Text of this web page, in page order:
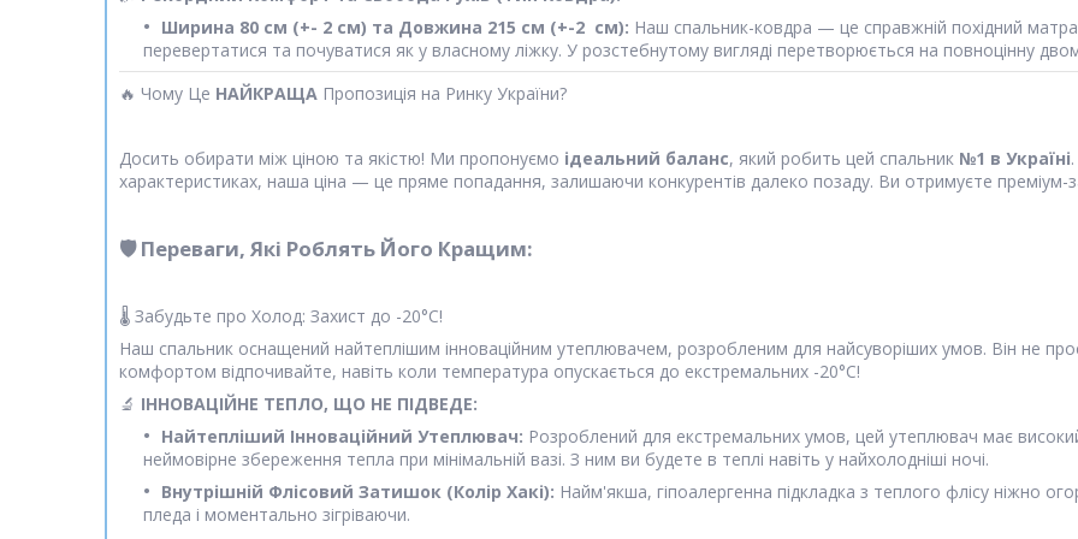
Ширина 80 см (+- 2 см) та Довжина 215 см (+-2 см): Наш спальник-ковдра — це справжній похідний
перевертатися та почуватися як у власному ліжку. У розстебнутому вигляді перетворюється на повноцінну
🔥 Чому Це НАЙКРАЩА Пропозиція на Ринку України?
Досить обирати між ціною та якістю! Ми пропонуємо ідеальний баланс, який робить цей спальник №1 в Україні
характеристиках, наша ціна — це пряме попадання, залишаючи конкурентів далеко позаду. Ви отримуєте
🛡️ Переваги, Які Роблять Його Кращим:
🌡️ Забудьте про Холод: Захист до -20°C!
Наш спальник оснащений найтеплішим інноваційним утеплювачем, розробленим для найсуворіших умов. Він не
комфортом відпочивайте, навіть коли температура опускається до екстремальних -20°C!
🔬 ІННОВАЦІЙНЕ ТЕПЛО, ЩО НЕ ПІДВЕДЕ:
Найтепліший Інноваційний Утеплювач: Розроблений для екстремальних умов, цей утеплювач має
неймовірне збереження тепла при мінімальній вазі. З ним ви будете в теплі навіть у найхолодніші ночі.
Внутрішній Флісовий Затишок (Колір Хакі): Найм'якша, гіпоалергенна підкладка з теплого флісу ніжно
пледа і моментально зігріваючи.